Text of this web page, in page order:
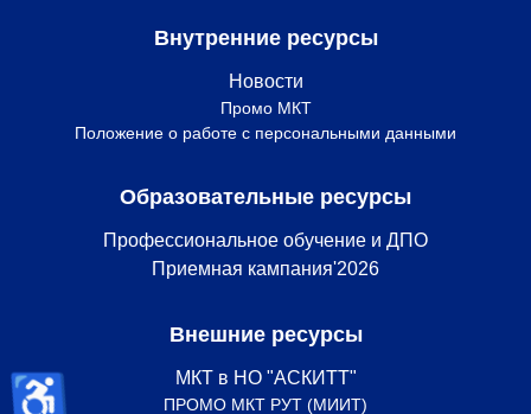
Внутренние ресурсы
Новости
Промо МКТ
Положение о работе с персональными данными
Образовательные ресурсы
Профессиональное обучение и ДПО
Приемная кампания'2026
Внешние ресурсы
МКТ в НО "АСКИТТ"
ПРОМО МКТ РУТ (МИИТ)